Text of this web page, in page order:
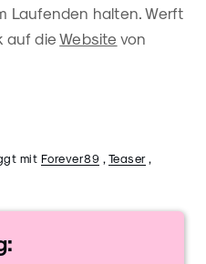
Laufenden halten. Werft
auf dieWebsite von
mit Forever89 Teaser,